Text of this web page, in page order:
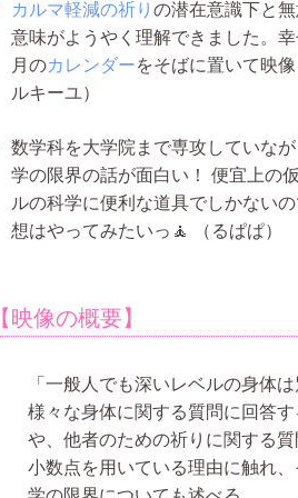
カルマ軽減の祈り の潜在意識下と
意味がようやく理解できました。
月のカレンダーをそばに置いて映
ルキーユ）
数学科を大学院まで専攻していな
学の限界の話が面白い！ 便宜上の
ルの科学に便利な道具でしかない
想はやってみたいっ🧘
（るぱぱ）
【映像の概要】
「一般人でも深いレベルの身体
様々な身体に関する質問に回答
や、他者のための祈りに関する
小数点を用いている理由に触れ